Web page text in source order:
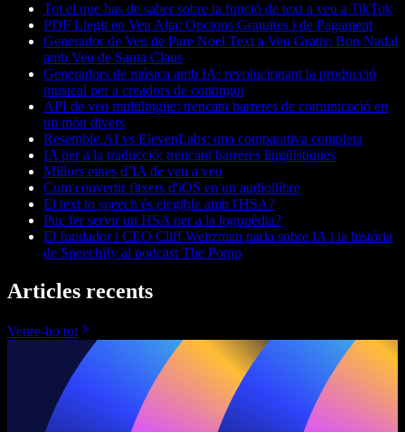
Tot el que has de saber sobre la funció de text a veu a TikTok
PDF Llegit en Veu Alta: Opcions Gratuïtes i de Pagament
Generador de Veu de Pare Noel Text a Veu Gratis: Bon Nadal
amb Veu de Santa Claus
Generadors de música amb IA: revolucionant la producció
musical per a creadors de contingut
API de veu multilingüe: trencant barreres de comunicació en
un món divers
Resemble.AI vs ElevenLabs: una comparativa completa
IA per a la traducció: trencant barreres lingüístiques
Millors eines d’IA de veu a veu
Com convertir fitxers d'iOS en un audiollibre
El text to speech és elegible amb l'HSA?
Puc fer servir un HSA per a la logopèdia?
El fundador i CEO Cliff Weitzman parla sobre IA i la història
de Speechify al podcast The Pomp
Articles recents
Veure-ho tot